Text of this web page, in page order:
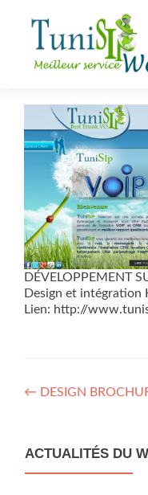
DÉVELOPPEMENT
Design et intégration
Lien: http://
Post
← DESIGN
ACTUALITÉS DU